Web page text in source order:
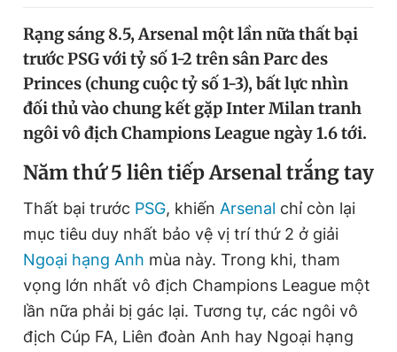
Video Magazine
Sản phẩm khác
Tiện ích Bạn cần biết
Đọc Thanh Niên trên điện thoại
Rạng sáng 8.5, Arsenal một lần nữa thất bại
trước PSG với tỷ số 1-2 trên sân Parc des
Princes (chung cuộc tỷ số 1-3), bất lực nhìn
đối thủ vào chung kết gặp Inter Milan tranh
ngôi vô địch Champions League ngày 1.6 tới.
Năm thứ 5 liên tiếp Arsenal trắng tay
Thất bại trước PSG, khiến Arsenal chỉ còn lại
mục tiêu duy nhất bảo vệ vị trí thứ 2 ở giải
Ngoại hạng Anh mùa này. Trong khi, tham
vọng lớn nhất vô địch Champions League một
lần nữa phải bị gác lại. Tương tự, các ngôi vô
địch Cúp FA, Liên đoàn Anh hay Ngoại hạng